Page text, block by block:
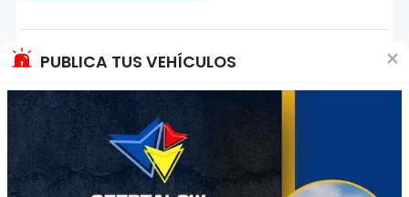
PUBLICA TUS VEHÍCULOS ×
Características del producto
Marca Genérica
Modelo Goku Niño